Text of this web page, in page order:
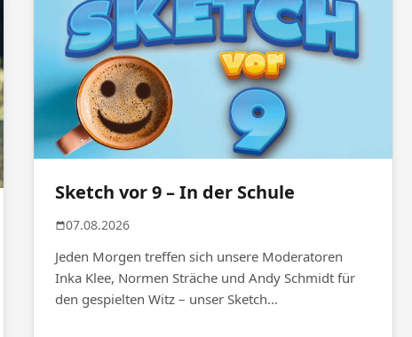
Sketch vor 9 – In der Schule
07.08.2026
Jeden Morgen treffen sich unsere Moderatoren
Inka Klee, Normen Sträche und Andy Schmidt für
den gespielten Witz – unser Sketch...